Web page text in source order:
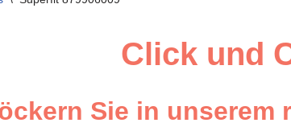
Click und
Sie in unserem